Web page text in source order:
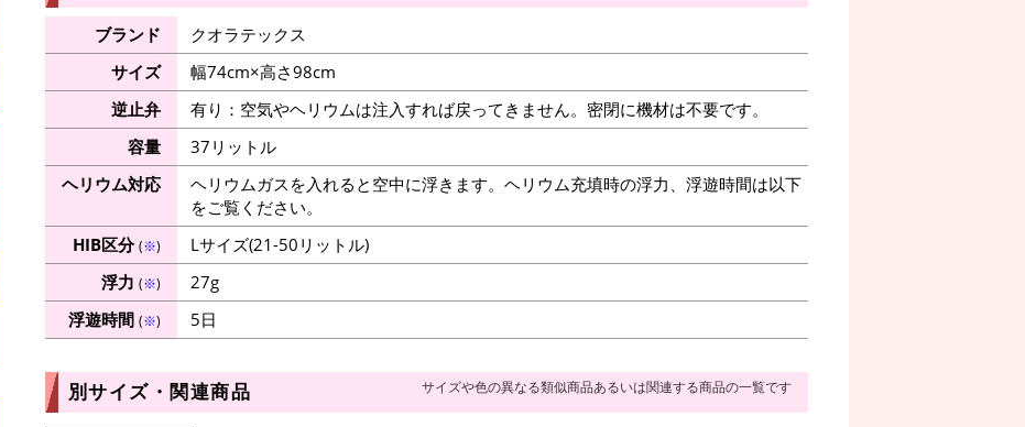
ブランド
クオラテックス
サイズ
幅74cm×高さ98cm
逆止弁
有り：空気やヘリウムは注入すれば戻ってきません。密閉に機材は不要です。
容量
37リットル
ヘリウム対応
ヘリウムガスを入れると空中に浮きます。ヘリウム充填時の浮力、浮遊時間は以下
をご覧ください。
HIB区分(※)
Lサイズ(21-50リットル)
浮力 (※)
27g
浮遊時間 (※) 5日
別サイズ・関連商品 サイズや色の異なる類似商品あるいは関連する商品の一覧です